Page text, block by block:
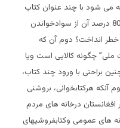
می شود با چند عنوان کتاب
تاریخی، ادبی واعتقادی، درجامعه ای که 80 درصد آن از سوادخواندن
انداخت؟ دوم آن که
چگونه کالایی است ویا
براحتی با ورود چند کتاب،
هرکتابخوانی، بروشنی
افغانستان درخانه های مردم
های عمومی وکتابفروشیهای